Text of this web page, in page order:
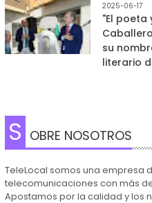
2025-06-17
"El poeta
su
literario
S OBRE NOSOTROS
TeleLocal somos una empresa
telecomunicaciones con más
Apostamos por la calidad y los